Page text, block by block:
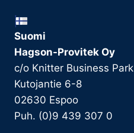
Suomi
Hagson-Provitek Oy
c/o Knitter Business Park
Kutojantie 6-8
02630 Espoo
Puh. (0)9 439 307 0